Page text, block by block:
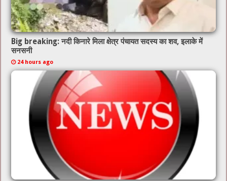
Big breaking: नदी किनारे मिला क्षेत्र पंचायत सदस्य का शव, इलाके में
सनसनी
24 hours ago